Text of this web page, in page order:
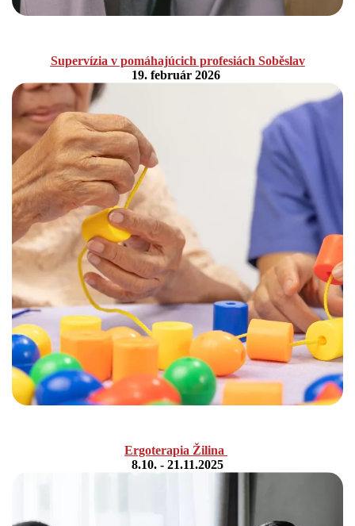
Supervízia v pomáhajúcich profesiách Soběslav
19. február 2026
Ergoterapia Žilina
8.10. - 21.11.2025